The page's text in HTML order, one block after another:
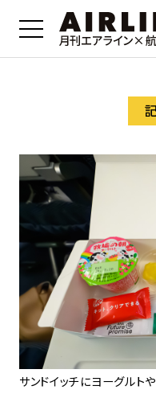
サンドイッチにヨーグルト